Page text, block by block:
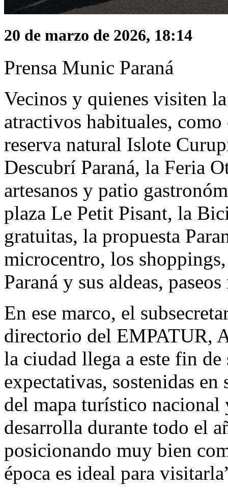
20 de marzo de 2026, 18:14
Prensa Munic Paraná
Vecinos y quienes visiten
atractivos habituales,
reserva natural Islote
Descubrí Paraná, la Feria
artesanos y patio
plaza Le Petit Pisant, la
gratuitas, la propuesta
microcentro, los
Paraná y sus aldeas,
En ese marco, el
directorio del EMPATUR,
la ciudad llega a este fin de
expectativas, sostenidas
del mapa turístico nacional
desarrolla durante todo el
posicionando muy bien
época es ideal para